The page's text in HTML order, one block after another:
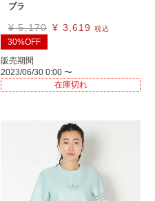
ブラ
¥ 5,170 ¥ 3,619 税込
30%OFF
販売期間
2023/06/30 0:00 〜
在庫切れ